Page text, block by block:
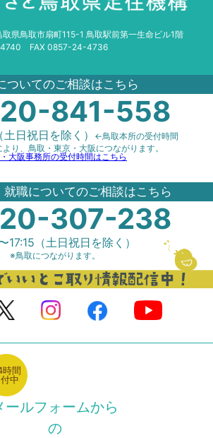
県鳥取市扇町115-1 鳥取駅前第一生命ビル1階
FAX 0857-24-4736
ついてのご相談はこちら
841-558
日祝日を除く）
←鳥取本所の受付時間
り、鳥取・東京・大阪につながります。
大阪事務所の受付時間はこちら
就職についてのご相談はこちら
307-238
17:15（土日祝日を除く）
※鳥取につながります。
時間
中
ールフォームから
の